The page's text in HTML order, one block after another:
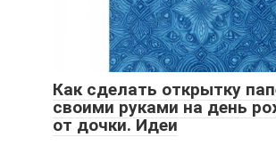
Как сделать открытку
своими руками на день
от дочки. Идеи